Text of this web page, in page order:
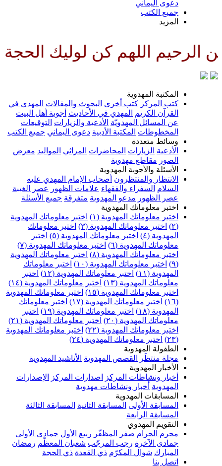
كن لوليك الحجة بن
المهدوية
كتب أخرى البحوث والمقالات المهدي في
المهدي في الأحاديث أجوبة أهل البيت
المسائل المهدويّة الأدعية والزيارات التوقيعات
المكتبة الأدبية دعوى اليماني جميع الكتب
متعددة
الزيارات المحاضرات المراثي المواليد معرض
مقاطع مهدوية
والأجوبة المهدوية
والمنتظرون أصحاب الإمام المهدي عليه
السفراء والفقهاء علامات الظهور عصر الغيبة
مدعو المهدوية متفرقة جميع الأسئلة
معلوماتك المهدوية
معلوماتك المهدوية (١)
اختبر معلوماتك المهدوية
اختبر معلوماتك المهدوية (٣)
اختبر معلوماتك
اختبر معلوماتك المهدوية (٥)
اختبر
المهدوية (٦)
اختبر معلوماتك المهدوية (٧)
معلوماتك المهدوية (٨)
اختبر معلوماتك المهدوية
اختبر معلوماتك المهدوية (١٠)
اختبر معلوماتك
اختبر معلوماتك المهدوية (١٢)
اختبر
المهدوية (١٣)
اختبر معلوماتك المهدوية (١٤)
معلوماتك المهدوية (١٥)
اختبر معلوماتك المهدوية
اختبر معلوماتك المهدوية (١٧)
اختبر معلوماتك
اختبر معلوماتك المهدوية (١٩)
اختبر
المهدوية (٢٠)
اختبر معلوماتك المهدوية (٢١)
معلوماتك المهدوية (٢٢)
اختبر معلوماتك المهدوية
اختبر معلوماتك المهدوية (٢٤)
المهدوية
منتظَر
القصص المهدوية الأناشيد المهدوية
المهدوية
ونشاطات المركز اصدارات المركز الإصدارات
أخبار ونشاطات مهدوية
المهدوية
الأولى المسابقة الثانية المسابقة الثالثة
الرابعة
المهدوي
الحرام
صفر المظفّر ربيع الأول جمادى الأولى
رجب المرجّب شعبان المعظّم رمضان
شوال المكرّم ذي القعدة ذي الحجة